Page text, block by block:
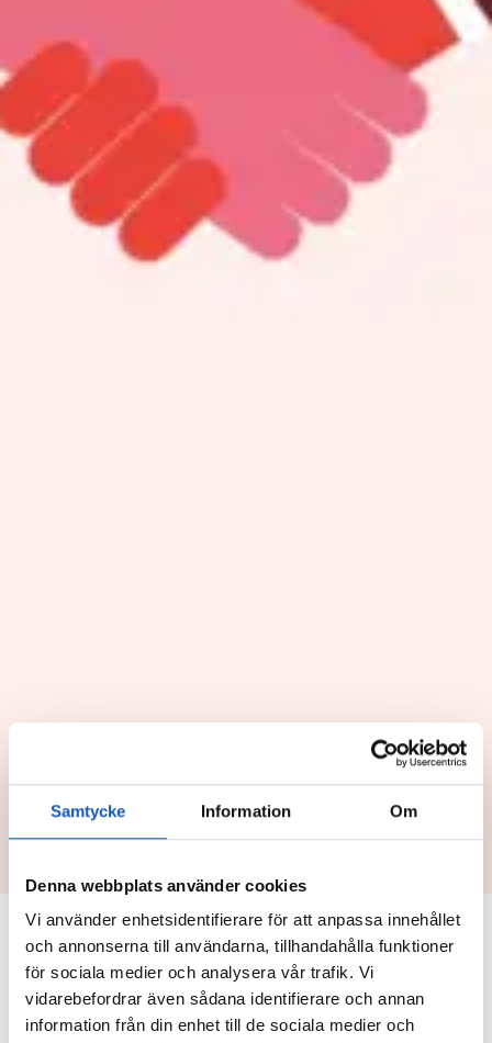
Samtycke Information Om
Denna webbplats använder cookies
Vi använder enhetsidentifierare för att anpassa innehållet
och annonserna till användarna, tillhandahålla funktioner
för sociala medier och analysera vår trafik. Vi
vidarebefordrar även sådana identifierare och annan
information från din enhet till de sociala medier och
Samarbeten
Publicerat:
30/06/2026
Arena Personal ingår